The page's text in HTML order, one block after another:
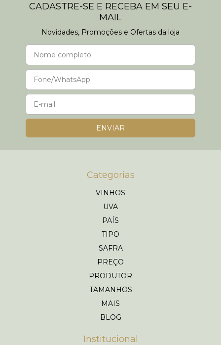
CADASTRE-SE E RECEBA EM SEU E-
MAIL
Novidades, Promoções e Ofertas da loja
Categorias
VINHOS
UVA
PAÍS
TIPO
SAFRA
PREÇO
PRODUTOR
TAMANHOS
MAIS
BLOG
Institucional